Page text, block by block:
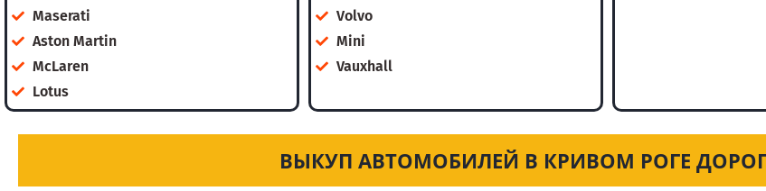
Maserati
Aston Martin
McLaren
Lotus
Volvo
Mini
Vauxhall
ВЫКУП АВТОМОБИЛЕЙ В КРИВОМ РОГЕ